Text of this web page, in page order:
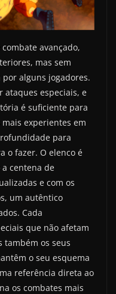
avançado,
mas sem
alguns jogadores.
ataques especiais, e
é suficiente para
experientes em
para
o fazer. O elenco é
centena de
e com os
um autêntico
Cada
que não afetam
também os seus
o seu esquema
referência direta ao
os combates mais